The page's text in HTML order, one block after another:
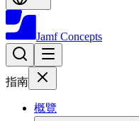
Jamf Concepts
指南
概覽